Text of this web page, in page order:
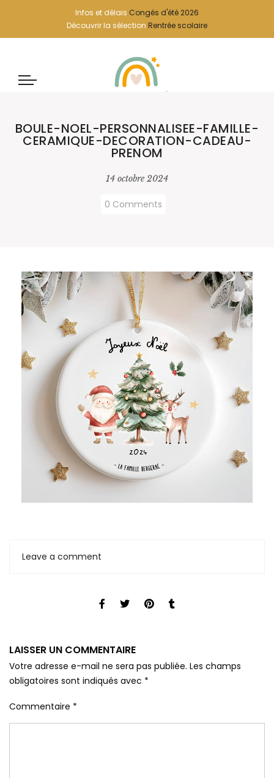
Infos et délais Congés d'été 2026
Découvrir la sélection Rentrée scolaire
BOULE-NOEL-PERSONNALISEE-FAMILLE-
CERAMIQUE-DECORATION-CADEAU-
PRENOM
14 octobre 2024
0 Comments
Leave a comment
LAISSER UN COMMENTAIRE
Votre adresse e-mail ne sera pas publiée. Les champs
obligatoires sont indiqués avec *
Commentaire *